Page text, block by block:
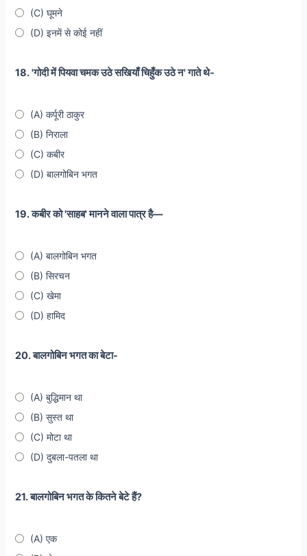
(C) घूमने
(D) इनमें से कोई नहीं
18. 'गोदी में पियवा चमक उठे सखियाँ चिहुँक उठे न' गाते थे-
(A) कर्पूरी ठाकुर
(B) निराला
(C) कबीर
(D) बालगोबिन भगत
19. कबीर को 'साहब' मानने वाला पात्र है—
(A) बालगोबिन भगत
(B) सिरचन
(C) खेमा
(D) हामिद
20. बालगोबिन भगत का बेटा-
(A) बुद्धिमान था
(B) सुस्त था
(C) मोटा था
(D) दुबला-पतला था
21. बालगोबिन भगत के कितने बेटे हैं?
(A) एक